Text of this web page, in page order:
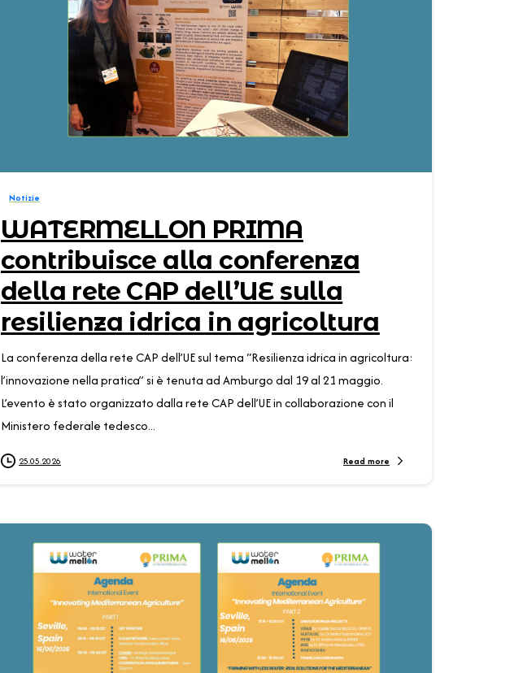
Notizie
WATERMELLON PRIMA
contribuisce alla conferenza
della rete CAP dell’UE sulla
resilienza idrica in agricoltura
La conferenza della rete CAP dell’UE sul tema “Resilienza idrica in agricoltura:
l’innovazione nella pratica” si è tenuta ad Amburgo dal 19 al 21 maggio.
L’evento è stato organizzato dalla rete CAP dell’UE in collaborazione con il
Ministero federale tedesco...
25.05.2026 Read more